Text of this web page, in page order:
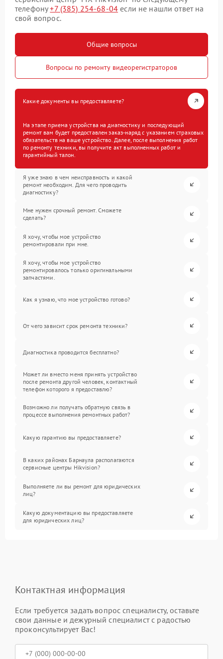
телефону+7 (385) 254-68-04 если не нашли ответ на
свой вопрос.
Общие вопросы
Вопросы по ремонту видеорегистраторов
Какие документы вы предоставляете?
На этапе приема устройства на диагностику и последующий
ремонт вам будет предоставлен заказ-наряд с указанием страховых
обязательств на ваше устройство. Далее, после выполнения работ
по ремонту техники, вы получите акт выполненных работ и
гарантийный талон.
Я уже знаю в чем неисправность и какой
ремонт необходим. Для чего проводить
диагностику?
Мне нужен срочный ремонт. Сможете
сделать?
Я хочу, чтобы мое устройство
ремонтировали при мне.
Я хочу, чтобы мое устройство
ремонтировалось только оригинальными
запчастями.
Как я узнаю, что мое устройство готово?
От чего зависит срок ремонта техники?
Диагностика проводится бесплатно?
Может ли вместо меня принять устройство
после ремонта другой человек, контактный
телефон которого я предоставлю?
Возможно ли получать обратную связь в
процессе выполнения ремонтных работ?
Какую гарантию вы предоставляете?
В каких районах Барнаула располагаются
сервисные центры Hikvision?
Выполняете ли вы ремонт для юридических
лиц?
Какую документацию вы предоставляете
для юридических лиц?
Контактная информация
Если требуется задать вопрос специалисту, оставьте
свои данные и дежурный специалист с радостью
проконсультирует Вас!